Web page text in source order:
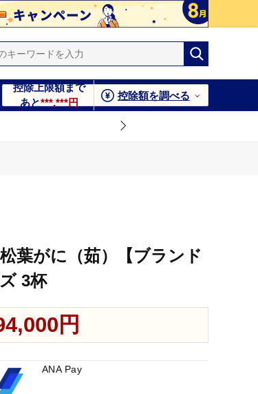
控除上限額まで
あと***,***円
控除額を調べる
葉がに（茹）【ブランド
3杯
円
ANA Pay